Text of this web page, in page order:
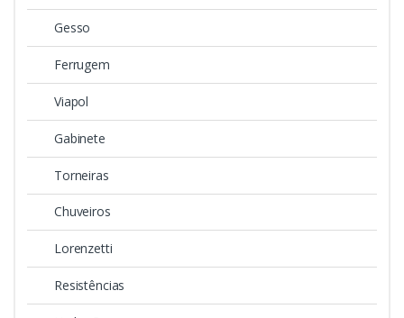
Gesso
Ferrugem
Viapol
Gabinete
Torneiras
Chuveiros
Lorenzetti
Resistências